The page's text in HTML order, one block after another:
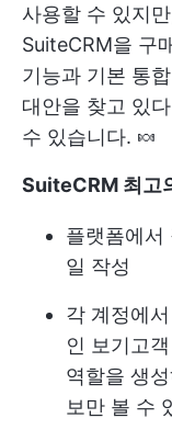
사용할 수 있지
SuiteCRM을 구
기능과 기본 통
대안을 찾고 있
수 있습니다. 🍬
SuiteCRM 최고
플랫폼에서
일 작성
각 계정에
인 보기고
역할을 생
보만 볼 수